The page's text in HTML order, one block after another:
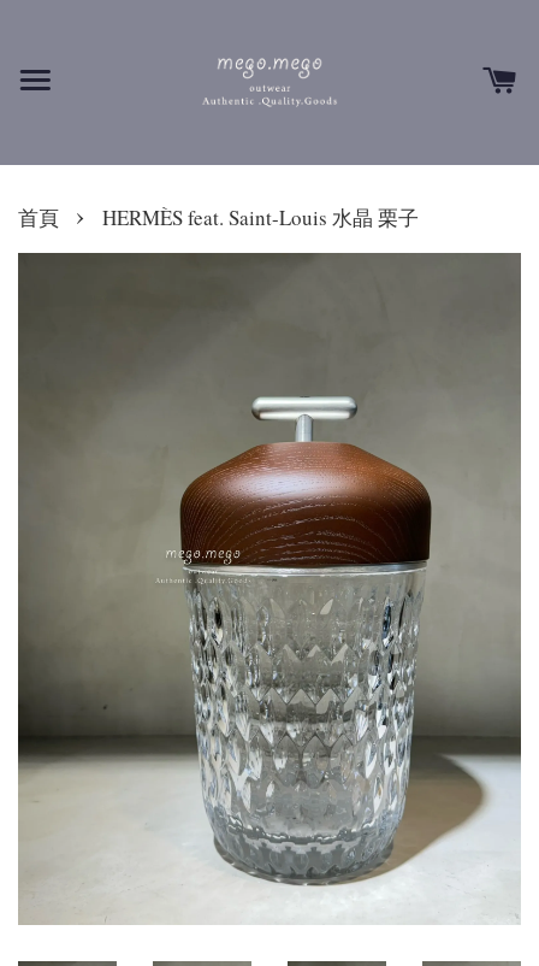
首頁 › HERMÈS feat. Saint-Louis 水晶 栗子